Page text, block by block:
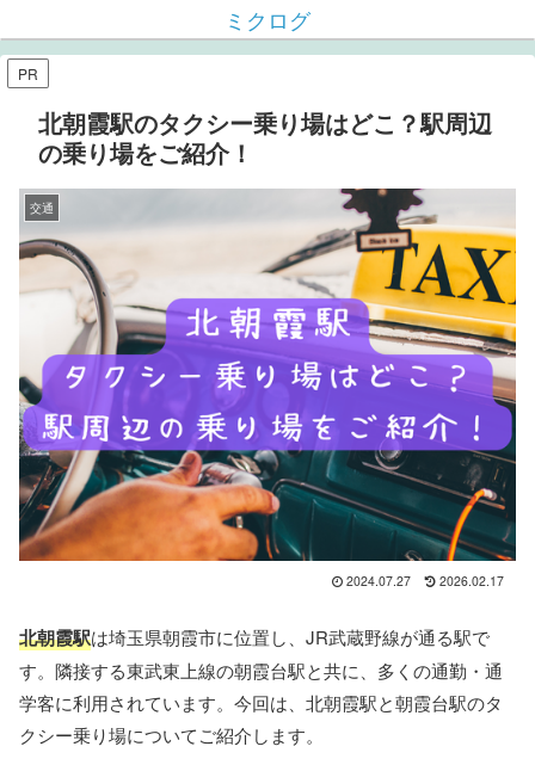
ミクログ
PR
北朝霞駅のタクシー乗り場はどこ？駅周辺
の乗り場をご紹介！
交通
2024.07.27 2026.02.17
北朝霞駅は埼玉県朝霞市に位置し、JR武蔵野線が通る駅で
す。隣接する東武東上線の朝霞台駅と共に、多くの通勤・通
学客に利用されています。今回は、北朝霞駅と朝霞台駅のタ
クシー乗り場についてご紹介します。